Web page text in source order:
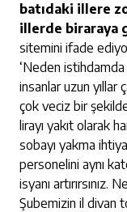
batıdaki illere
illerde biraraya
sitemini ifade
‘Neden
insanlar uzun yıllar
çok veciz bir
lirayı yakıt olarak
sobayı yakma
personelini aynı
isyanı artırırsınız.
Şubemizin il divan